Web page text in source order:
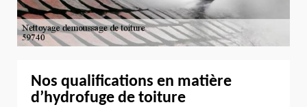
Nos qualifications en matière
d’hydrofuge de toiture